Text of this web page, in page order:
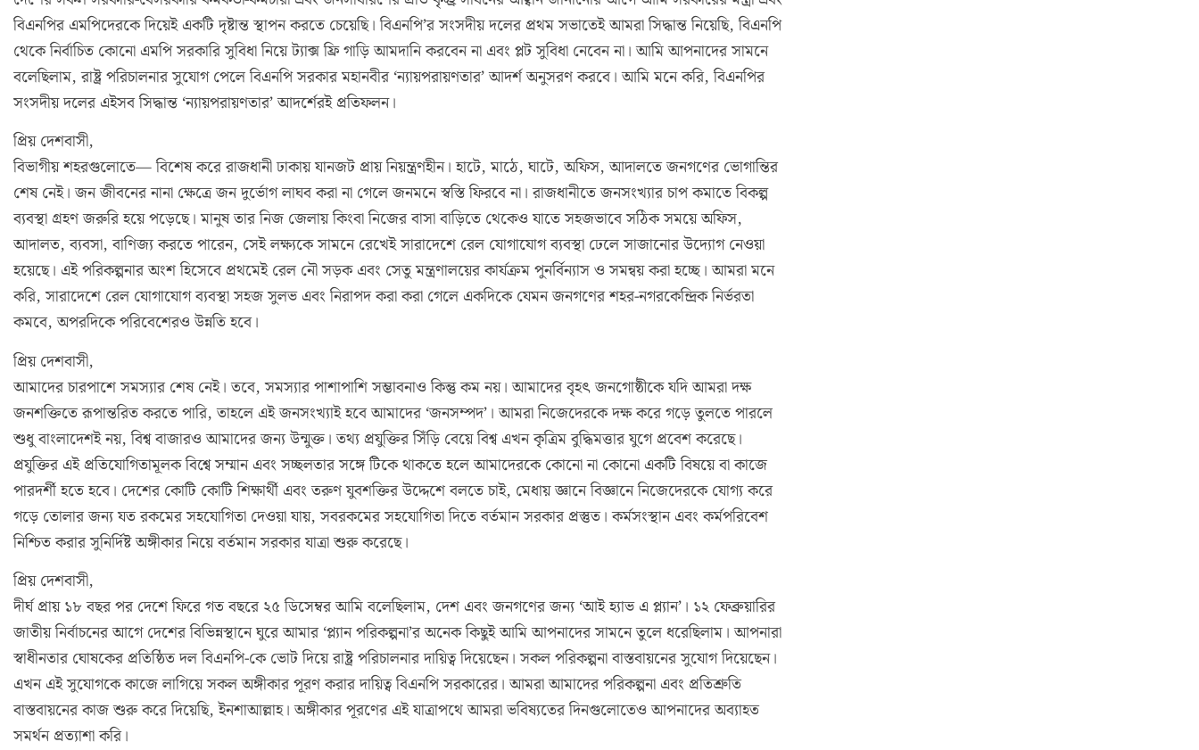
বিএনপির এমপিদেরকে দিয়েই একটি দৃষ্টান্ত স্থাপন করতে চেয়েছি। বিএনপি’র সংসদীয় দলের প্রথম সভাতেই আমরা সিদ্ধান্ত নিয়েছি, বিএনপি
থেকে নির্বাচিত কোনো এমপি সরকারি সুবিধা নিয়ে ট্যাক্স ফ্রি গাড়ি আমদানি করবেন না এবং প্লট সুবিধা নেবেন না। আমি আপনাদের সামনে
বলেছিলাম, রাষ্ট্র পরিচালনার সুযোগ পেলে বিএনপি সরকার মহানবীর ‘ন্যায়পরায়ণতার’ আদর্শ অনুসরণ করবে। আমি মনে করি, বিএনপির
সংসদীয় দলের এইসব সিদ্ধান্ত ‘ন্যায়পরায়ণতার’ আদর্শেরই প্রতিফলন।
প্রিয় দেশবাসী,
বিভাগীয় শহরগুলোতে— বিশেষ করে রাজধানী ঢাকায় যানজট প্রায় নিয়ন্ত্রণহীন। হাটে, মাঠে, ঘাটে, অফিস, আদালতে জনগণের ভোগান্তির
শেষ নেই। জন জীবনের নানা ক্ষেত্রে জন দুর্ভোগ লাঘব করা না গেলে জনমনে স্বস্তি ফিরবে না। রাজধানীতে জনসংখ্যার চাপ কমাতে বিকল্প
ব্যবস্থা গ্রহণ জরুরি হয়ে পড়েছে। মানুষ তার নিজ জেলায় কিংবা নিজের বাসা বাড়িতে থেকেও যাতে সহজভাবে সঠিক সময়ে অফিস,
আদালত, ব্যবসা, বাণিজ্য করতে পারেন, সেই লক্ষ্যকে সামনে রেখেই সারাদেশে রেল যোগাযোগ ব্যবস্থা ঢেলে সাজানোর উদ্যোগ নেওয়া
হয়েছে। এই পরিকল্পনার অংশ হিসেবে প্রথমেই রেল নৌ সড়ক এবং সেতু মন্ত্রণালয়ের কার্যক্রম পুনর্বিন্যাস ও সমন্বয় করা হচ্ছে। আমরা মনে
করি, সারাদেশে রেল যোগাযোগ ব্যবস্থা সহজ সুলভ এবং নিরাপদ করা করা গেলে একদিকে যেমন জনগণের শহর-নগরকেন্দ্রিক নির্ভরতা
কমবে, অপরদিকে পরিবেশেরও উন্নতি হবে।
প্রিয় দেশবাসী,
আমাদের চারপাশে সমস্যার শেষ নেই। তবে, সমস্যার পাশাপাশি সম্ভাবনাও কিন্তু কম নয়। আমাদের বৃহৎ জনগোষ্ঠীকে যদি আমরা দক্ষ
জনশক্তিতে রূপান্তরিত করতে পারি, তাহলে এই জনসংখ্যাই হবে আমাদের ‘জনসম্পদ’। আমরা নিজেদেরকে দক্ষ করে গড়ে তুলতে পারলে
শুধু বাংলাদেশই নয়, বিশ্ব বাজারও আমাদের জন্য উন্মুক্ত। তথ্য প্রযুক্তির সিঁড়ি বেয়ে বিশ্ব এখন কৃত্রিম বুদ্ধিমত্তার যুগে প্রবেশ করেছে।
প্রযুক্তির এই প্রতিযোগিতামূলক বিশ্বে সম্মান এবং সচ্ছলতার সঙ্গে টিকে থাকতে হলে আমাদেরকে কোনো না কোনো একটি বিষয়ে বা কাজে
পারদর্শী হতে হবে। দেশের কোটি কোটি শিক্ষার্থী এবং তরুণ যুবশক্তির উদ্দেশে বলতে চাই, মেধায় জ্ঞানে বিজ্ঞানে নিজেদেরকে যোগ্য করে
গড়ে তোলার জন্য যত রকমের সহযোগিতা দেওয়া যায়, সবরকমের সহযোগিতা দিতে বর্তমান সরকার প্রস্তুত। কর্মসংস্থান এবং কর্মপরিবেশ
নিশ্চিত করার সুনির্দিষ্ট অঙ্গীকার নিয়ে বর্তমান সরকার যাত্রা শুরু করেছে।
প্রিয় দেশবাসী,
দীর্ঘ প্রায় ১৮ বছর পর দেশে ফিরে গত বছরে ২৫ ডিসেম্বর আমি বলেছিলাম, দেশ এবং জনগণের জন্য ‘আই হ্যাভ এ প্ল্যান’। ১২ ফেব্রুয়ারির
জাতীয় নির্বাচনের আগে দেশের বিভিন্নস্থানে ঘুরে আমার ‘প্ল্যান পরিকল্পনা’র অনেক কিছুই আমি আপনাদের সামনে তুলে ধরেছিলাম। আপনারা
স্বাধীনতার ঘোষকের প্রতিষ্ঠিত দল বিএনপি-কে ভোট দিয়ে রাষ্ট্র পরিচালনার দায়িত্ব দিয়েছেন। সকল পরিকল্পনা বাস্তবায়নের সুযোগ দিয়েছেন।
এখন এই সুযোগকে কাজে লাগিয়ে সকল অঙ্গীকার পূরণ করার দায়িত্ব বিএনপি সরকারের। আমরা আমাদের পরিকল্পনা এবং প্রতিশ্রুতি
বাস্তবায়নের কাজ শুরু করে দিয়েছি, ইনশাআল্লাহ। অঙ্গীকার পূরণের এই যাত্রাপথে আমরা ভবিষ্যতের দিনগুলোতেও আপনাদের অব্যাহত
সমর্থন প্রত্যাশা করি।